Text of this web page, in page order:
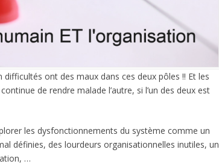
ont des maux dans ces deux pôles !! Et les
de rendre malade l’autre, si l’un des deux est
les dysfonctionnements du système comme un
définies, des lourdeurs organisationnelles inutiles, un
…